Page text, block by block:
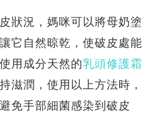
狀況，媽咪可以將母奶塗
它自然晾乾，使破皮處能
用成分天然的乳頭修護霜
滋潤，使用以上方法時，
免手部細菌感染到破皮